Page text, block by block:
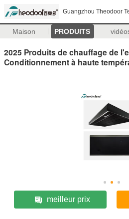
Guangzhou Theodoor
Maison PRODUITS
2025 Produits de chauffage de
Conditionnement à haute
meilleur prix